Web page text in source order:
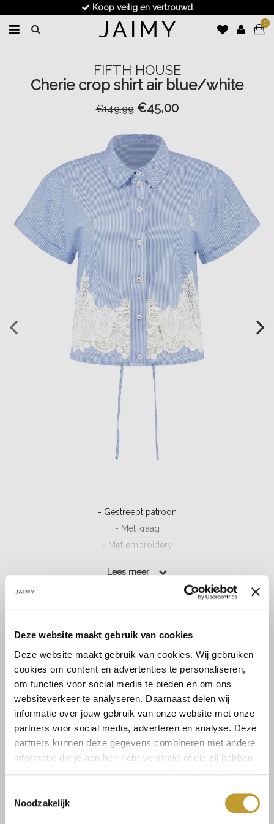
Deze website maakt gebruik van cookies
Deze website maakt gebruik van cookies. Wij gebruiken
cookies om content en advertenties te personaliseren,
om functies voor social media te bieden en om ons
websiteverkeer te analyseren. Daarnaast delen wij
informatie over jouw gebruik van onze website met onze
partners voor social media, adverteren en analyse. Deze
partners kunnen deze gegevens combineren met andere
informatie die je aan hen hebt verstrekt of die zij hebben
Noodzakelijk
Koop veilig en vertrouwd
0
FIFTH HOUSE
Cherie crop shirt air blue/white
€149,99€45,00
- Gestreept patroon
- Met kraag
- Met embroidery
- Knoopsluiting en strikkoord
- Non stretch
Lees meer
Maat:
Select a size